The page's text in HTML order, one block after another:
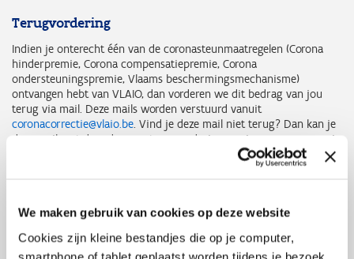
We maken gebruik van cookies op deze website
Cookies zijn kleine bestandjes die op je computer,
smartphone of tablet geplaatst worden tijdens je bezoek
Terugvordering
Indien je onterecht één van de coronasteunmaatregelen (Corona
hinderpremie, Corona compensatiepremie, Corona
ondersteuningspremie, Vlaams beschermingsmechanisme)
ontvangen hebt van VLAIO, dan vorderen we dit bedrag van jou
terug via mail. Deze mails worden verstuurd vanuit
coronacorrectie@vlaio.be. Vind je deze mail niet terug? Dan kan je
deze mail met de reden van terugvordering opnieuw aanvragen via
met duidelijke vermelding van je
dossiernummer. Indien je vragen hebt in verband met de
Bezwaar